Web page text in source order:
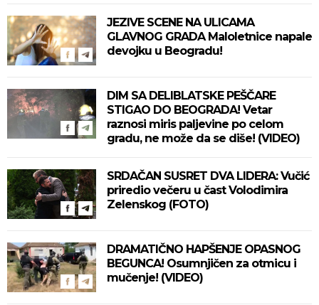
JEZIVE SCENE NA ULICAMA
GLAVNOG GRADA Maloletnice napale
devojku u Beogradu!
DIM SA DELIBLATSKE PEŠČARE
STIGAO DO BEOGRADA! Vetar
raznosi miris paljevine po celom
gradu, ne može da se diše! (VIDEO)
SRDAČAN SUSRET DVA LIDERA: Vučić
priredio večeru u čast Volodimira
Zelenskog (FOTO)
DRAMATIČNO HAPŠENJE OPASNOG
BEGUNCA! Osumnjičen za otmicu i
mučenje! (VIDEO)